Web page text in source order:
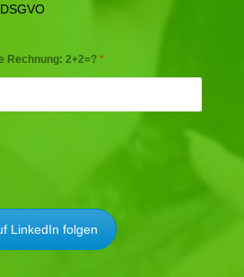
Rechnung: 2+2=? *
LinkedIn folgen